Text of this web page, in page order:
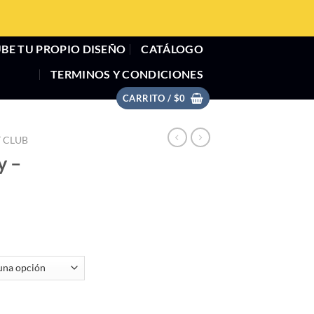
TU PROPIO DISEÑO
CATÁLOGO
TERMINOS Y CONDICIONES
CARRITO / $0
CLUB
–